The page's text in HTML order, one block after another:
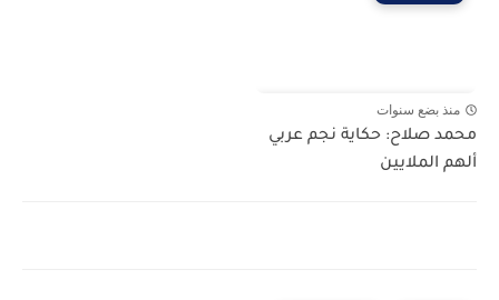
منذ بضع سنوات
محمد صلاح: حكاية نجم عربي
ألهم الملايين